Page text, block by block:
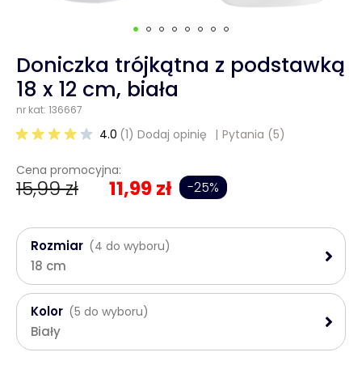
Doniczka trójkątna z podstawką
18 x 12 cm, biała
nr kat: 136667
4.0 (1) Dodaj opinię Pytania (5)
Cena promocyjna:
15,99 zł 11,99 zł -25%
Rozmiar (4 do wyboru)
18 cm
Kolor (5 do wyboru)
Biały